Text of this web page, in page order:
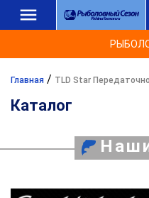
Главная / TLD Star
Каталог